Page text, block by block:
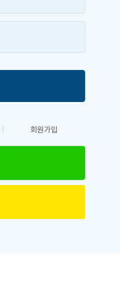
회원가입